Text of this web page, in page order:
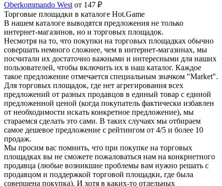
Oberkommando Westот 147 ₽
Торговые площадки в каталоге Hot.Game
В нашем каталоге выводятся предложения не только
интернет-магазинов, но и торговых площадок.
Несмотря на то, что покупки на торговых площадках обычно
совершать немного сложнее, чем в интернет-магазинах, мы
посчитали их достаточно важными и интересными для наших
пользователей, чтобы включить их в наш каталог. Каждое
такое предложение отмечается специальным значком "Market".
Для торговых площадок, где нет агрегирования всех
предложений от разных продавцов в единый товар с единой
предложенной ценой (когда покупатель фактически избавлен
от необходимости искать конкретное предложение), мы
стараемся сделать это сами. В таких случаях мы отбираем
самое дешевое предложение с рейтингом от 4/5 и более 10
продаж.
Мы просим вас помнить, что при покупке на торговых
площадках вы не сможете пожаловаться нам на конкрнетного
продавца (любые возникшие проблемы вам нужно решать с
продавцом и поддержкой торговой площадки, где была
совершена покупка). И хотя в каких-то отдельных